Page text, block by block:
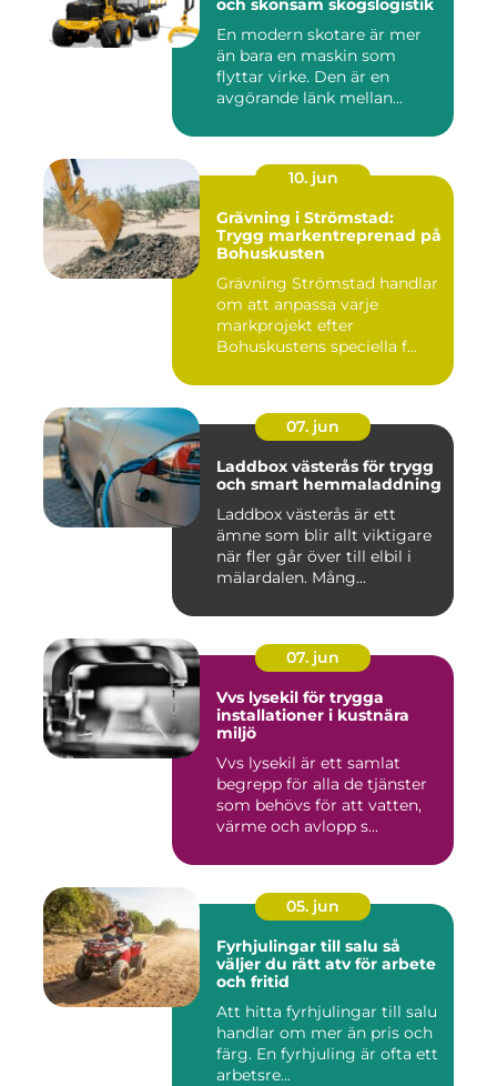
och skonsam skogslogistik
En modern skotare är mer
än bara en maskin som
flyttar virke. Den är en
avgörande länk mellan
10. jun
Grävning i Strömstad:
Trygg markentreprenad på
Bohuskusten
Grävning Strömstad handlar
om att anpassa varje
markprojekt efter
Bohuskustens speciella f...
07. jun
Laddbox västerås för trygg
och smart hemmaladdning
Laddbox västerås är ett
ämne som blir allt viktigare
när fler går över till elbil i
mälardalen. Mång...
07. jun
Vvs lysekil för trygga
installationer i kustnära
miljö
Vvs lysekil är ett samlat
begrepp för alla de tjänster
som behövs för att vatten,
värme och avlopp s...
05. jun
Fyrhjulingar till salu så
väljer du rätt atv för arbete
och fritid
Att hitta fyrhjulingar till salu
handlar om mer än pris och
färg. En fyrhjuling är ofta ett
arbetsre...